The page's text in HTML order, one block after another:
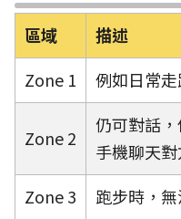
區域
描述
Zone 1
例如日常走
Zone 2
仍可對話
手機聊天
Zone 3
跑步時，